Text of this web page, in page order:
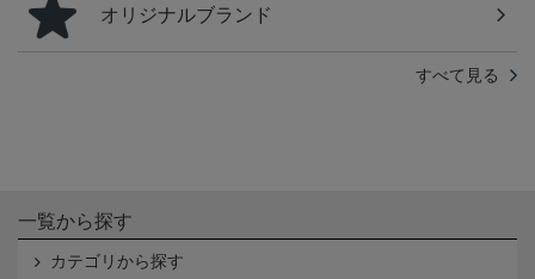
オリジナルブランド
すべて見る
一覧から探す
カテゴリから探す